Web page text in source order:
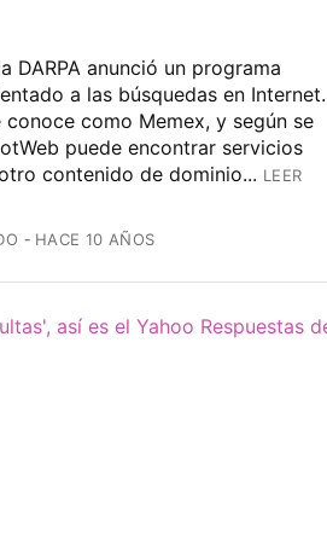
DARPA anunció un programa
a las búsquedas en Internet.
conoce como Memex, y según se
puede encontrar servicios
contenido de dominio... LEER
HACE 10 AÑOS